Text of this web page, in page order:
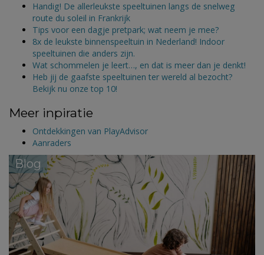
Handig! De allerleukste speeltuinen langs de snelweg
route du soleil in Frankrijk
Tips voor een dagje pretpark; wat neem je mee?
8x de leukste binnenspeeltuin in Nederland! Indoor
speeltuinen die anders zijn.
Wat schommelen je leert…, en dat is meer dan je denkt!
Heb jij de gaafste speeltuinen ter wereld al bezocht?
Bekijk nu onze top 10!
Meer inpiratie
Ontdekkingen van PlayAdvisor
Aanraders
Blog